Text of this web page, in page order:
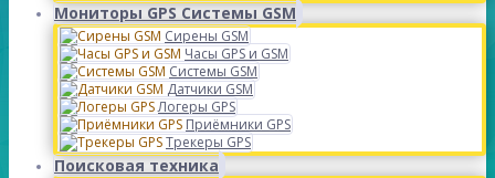
Мониторы GPS Системы GSM
Сирены GSM
Часы GPS и GSM
Системы GSM
Датчики GSM
Логеры GPS
Приёмники GPS
Трекеры GPS
Поисковая техника